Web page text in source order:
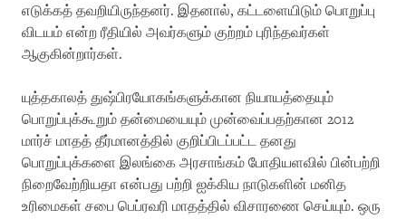
எடுக்கத் தவறியிருந்தனர். இதனால், கட்டளையிடும் பொறுப்பு
விடயம் என்ற ரீதியில் அவர்களும் குற்றம் புரிந்தவர்கள்
ஆகுகின்றார்கள்.
யுத்தகாலத் துஷ்பிரயோகங்களுக்கான நியாயத்தையும்
பொறுப்புக்கூறும் தன்மையையும் முன்வைப்பதற்கான 2012
மார்ச் மாதத் தீர்மானத்தில் குறிப்பிடப்பட்ட தனது
பொறுப்புக்களை இலங்கை அரசாங்கம் போதியளவில் பின்பற்றி
நிறைவேற்றியதா என்பது பற்றி ஐக்கிய நாடுகளின் மனித
உரிமைகள் சபை பெப்ரவரி மாதத்தில் விசாரணை செய்யும். ஒரு